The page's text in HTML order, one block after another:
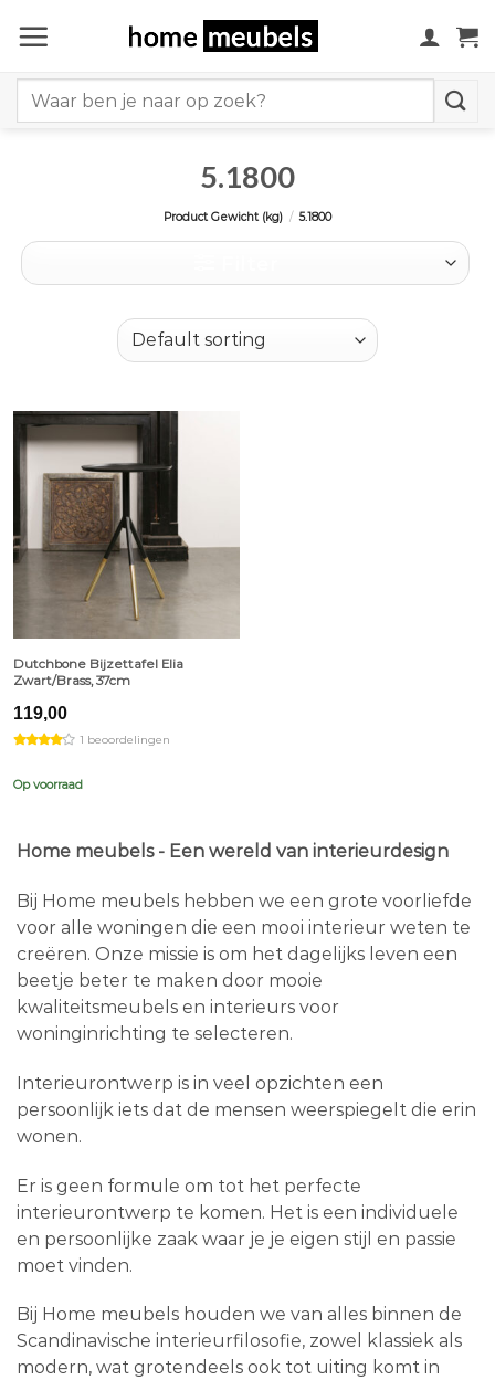
naar
for:
5.1800
Product Gewicht (kg) / 5.1800
Dutchbone Bijzettafel Elia
Zwart/Brass, 37cm
119,00
1 beoordelingen
Op voorraad
Home meubels - Een wereld van interieurdesign
Bij Home meubels hebben we een grote voorliefde
voor alle woningen die een mooi interieur weten te
creëren. Onze missie is om het dagelijks leven een
beetje beter te maken door mooie
kwaliteitsmeubels en interieurs voor
woninginrichting te selecteren.
Interieurontwerp is in veel opzichten een
persoonlijk iets dat de mensen weerspiegelt die erin
wonen.
Er is geen formule om tot het perfecte
interieurontwerp te komen. Het is een individuele
en persoonlijke zaak waar je je eigen stijl en passie
moet vinden.
Bij Home meubels houden we van alles binnen de
Scandinavische interieurfilosofie, zowel klassiek als
modern, wat grotendeels ook tot uiting komt in